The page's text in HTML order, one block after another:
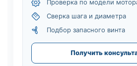
Проверка по модели
Сверка шага и диаметра
Подбор запасного винта
Получить